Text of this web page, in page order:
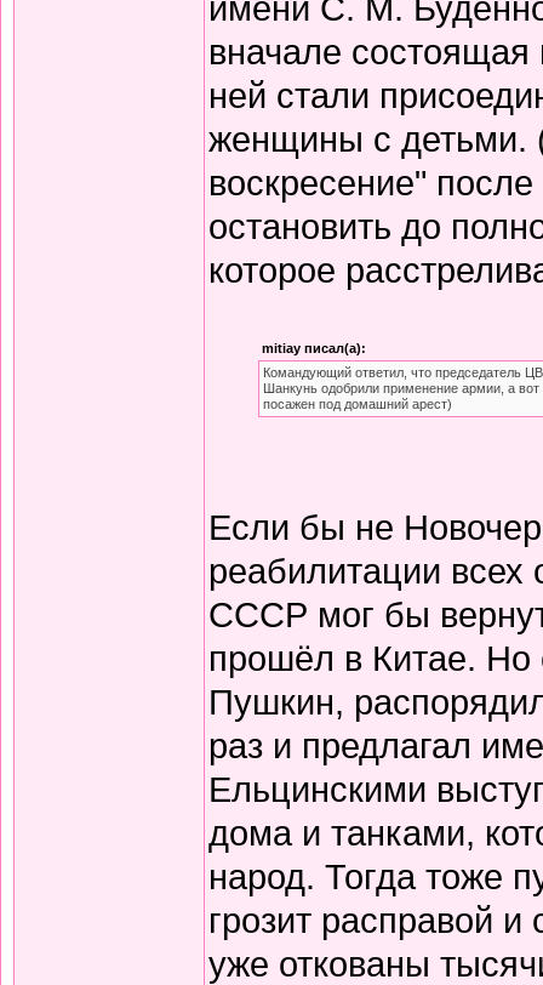
вначале состоящая
ней стали
женщины с детьми.
воскресение"
остановить до
которое
mitiay писал(а):
Командующий ответил, что председатель
Шанкунь одобрили применение армии, а
посажен под домашний арест)
Если бы не
реабилитации всех
СССР мог бы
прошёл в Китае. Но
Пушкин,
раз и предлагал
Ельцинскими
дома и танками,
народ. Тогда тоже
грозит расправой
уже откованы